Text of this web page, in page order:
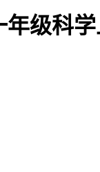
年级科